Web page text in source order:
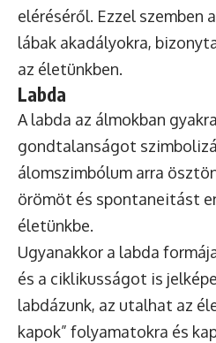
eléréséről. Ezzel szemben
lábak akadályokra,
az életünkben.
Labda
A labda az álmokban
gondtalanságot
álomszimbólum arra
örömöt és spontaneitást
életünkbe.
Ugyanakkor a labda
és a ciklikusságot is
labdázunk, az utalhat az
kapok” folyamatokra és